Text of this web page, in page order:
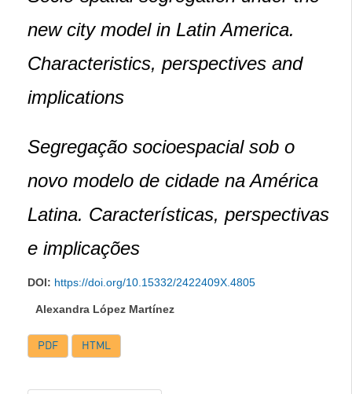
new city model in Latin America.
Characteristics, perspectives and
implications
Segregação socioespacial sob o
novo modelo de cidade na América
Latina. Características, perspectivas
e implicações
DOI: https://doi.org/10.15332/2422409X.4805
Alexandra López Martínez
PDF HTML